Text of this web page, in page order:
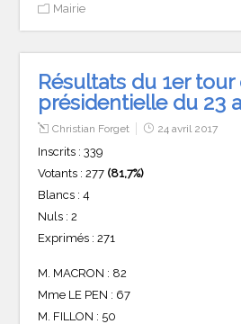
Mairie
Résultats du 1er tour
présidentielle du 23
Christian Forget 24 avril 2017
Inscrits : 339
Votants : 277 (81,7%)
Blancs : 4
Nuls : 2
Exprimés : 271
M. MACRON : 82
Mme LE PEN : 67
M. FILLON : 50